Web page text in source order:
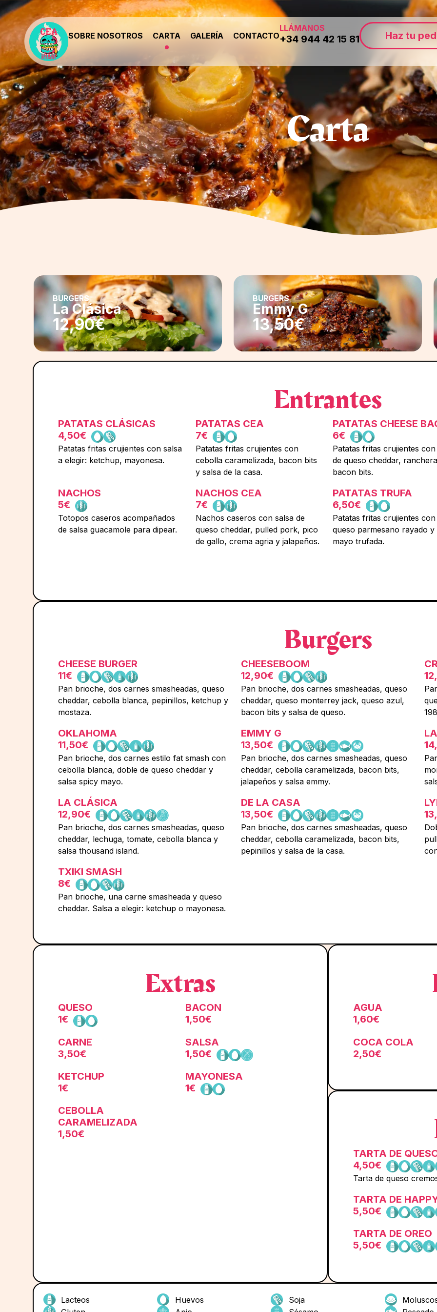
SOBRE NOSOTROS CARTA GALERÍA CONTACTO
LLÁMANOS
+34 944 42 15 81 Haz tu
Carta
BURGERS
La Clásica
12,90€
BURGERS
Emmy G
13,50€
Entrantes
PATATAS CLÁSICAS
4,50€
Patatas fritas crujientes con salsa
a elegir: ketchup, mayonesa.
PATATAS CEA
7€
Patatas fritas crujientes con
cebolla caramelizada, bacon bits
y salsa de la casa.
PATATAS CHEESE
6€
Patatas fritas crujientes con
de queso cheddar,
bacon bits.
NACHOS
5€
Totopos caseros acompañados
de salsa guacamole para dipear.
NACHOS CEA
7€
Nachos caseros con salsa de
queso cheddar, pulled pork, pico
de gallo, crema agria y jalapeños.
PATATAS TRUFA
6,50€
Patatas fritas crujientes con
queso parmesano rayado y
mayo trufada.
Burgers
CHEESE BURGER
11€
Pan brioche, dos carnes smasheadas, queso
cheddar, cebolla blanca, pepinillos, ketchup y
mostaza.
CHEESEBOOM
12,90€
Pan brioche, dos carnes smasheadas, queso
cheddar, queso monterrey jack, queso azul,
bacon bits y salsa de queso.
OKLAHOMA
11,50€
Pan brioche, dos carnes estilo fat smash con
cebolla blanca, doble de queso cheddar y
salsa spicy mayo.
EMMY G
13,50€
Pan brioche, dos carnes smasheadas, queso
cheddar, cebolla caramelizada, bacon bits,
jalapeños y salsa emmy.
LA CLÁSICA
12,90€
Pan brioche, dos carnes smasheadas, queso
cheddar, lechuga, tomate, cebolla blanca y
salsa thousand island.
DE LA CASA
13,50€
Pan brioche, dos carnes smasheadas, queso
cheddar, cebolla caramelizada, bacon bits,
pepinillos y salsa de la casa.
TXIKI SMASH
8€
Pan brioche, una carne smasheada y queso
cheddar. Salsa a elegir: ketchup o mayonesa.
Extras
QUESO
1€
BACON
1,50€
CARNE
3,50€
SALSA
1,50€
KETCHUP
1€
MAYONESA
1€
CEBOLLA
CARAMELIZADA
1,50€
AGUA
1,60€
COCA COLA
2,50€
TARTA DE
4,50€
Tarta de queso
TARTA DE
5,50€
TARTA DE OREO
5,50€
Lacteos Huevos Soja